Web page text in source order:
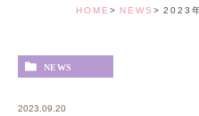
HOME NEWS 2023
NEWS
2023.09.20